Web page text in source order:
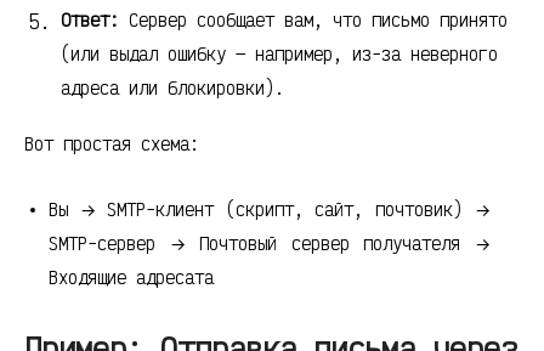
Ответ: Сервер сообщает вам, что письмо принято
(или выдал ошибку — например, из-за неверного
адреса или блокировки).
Вот простая схема:
Вы → SMTP-клиент (скрипт, сайт, почтовик) →
SMTP-сервер → Почтовый сервер получателя →
Входящие адресата